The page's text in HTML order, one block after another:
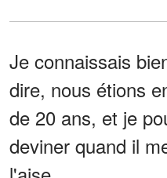
Je connaissais
dire, nous étions
de 20 ans, et je
deviner quand il